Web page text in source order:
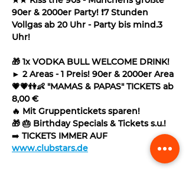
90er & 2000er Party! ❗️7 Stunden
Vollgas ab 20 Uhr - Party bis mind.3
Uhr!
🎁 1x VODKA BULL WELCOME DRINK!
► 2 Areas - 1 Preis! 90er & 2000er Area
💗💗👫👶 "MAMAS & PAPAS" TICKETS ab
8,00 €
🔥 Mit Gruppentickets sparen!
🎁 🎂 Birthday Specials & Tickets s.u.!
➡️ TICKETS IMMER AUF
www.clubstars.de